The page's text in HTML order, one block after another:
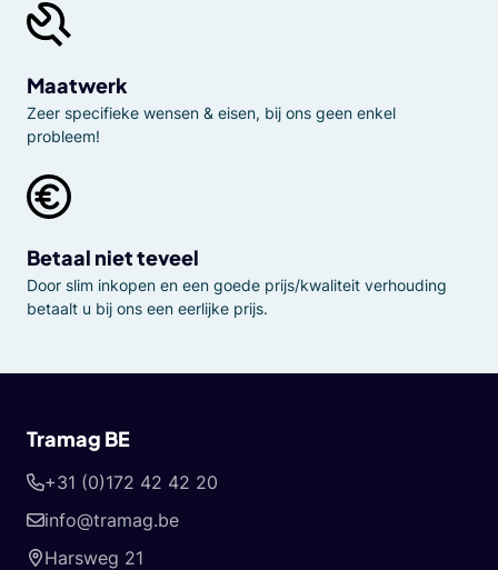
Maatwerk
Zeer specifieke wensen & eisen, bij ons geen enkel
probleem!
Betaal niet teveel
Door slim inkopen en een goede prijs/kwaliteit verhouding
betaalt u bij ons een eerlijke prijs.
Tramag BE
+31 (0)172 42 42 20
info@tramag.be
Harsweg 21